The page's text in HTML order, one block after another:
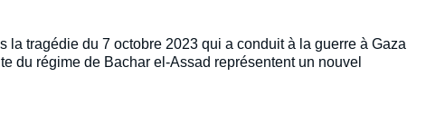
la tragédie du 7 octobre 2023 qui a conduit à la guerre à Gaza
du régime de Bachar el-Assad représentent un nouvel